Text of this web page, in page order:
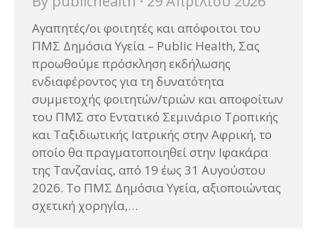
Αγαπητές/οι φοιτητές και απόφοιτοι του
ΠΜΣ Δημόσια Υγεία – Public Health, Σας
προωθούμε πρόσκληση εκδήλωσης
ενδιαφέροντος για τη δυνατότητα
συμμετοχής φοιτητών/τριών και αποφοίτων
του ΠΜΣ στο Εντατικό Σεμινάριο Τροπικής
και Ταξιδιωτικής Ιατρικής στην Αφρική, το
οποίο θα πραγματοποιηθεί στην Ιφακάρα
της Τανζανίας, από 19 έως 31 Αυγούστου
2026. Το ΠΜΣ Δημόσια Υγεία, αξιοποιώντας
σχετική χορηγία,…